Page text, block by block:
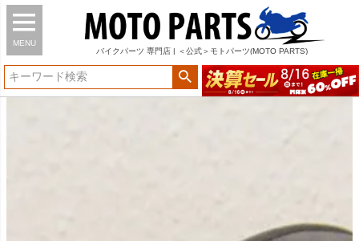
MENU
バイク パーツ 専門店 | ＜公式＞モトパーツ(MOTO PARTS)